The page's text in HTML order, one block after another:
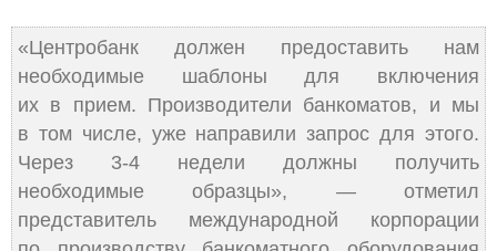
«Центробанк должен предоставить нам
необходимые шаблоны для включения
их в прием. Производители банкоматов, и мы
в том числе, уже направили запрос для этого.
Через 3-4 недели должны получить
необходимые образцы», — отметил
представитель международной корпорации